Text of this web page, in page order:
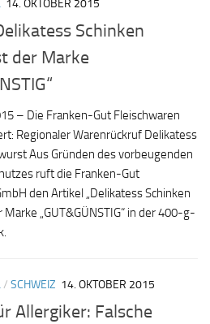
14. OKTOBER 2015
Schinken
der Marke
– Die Franken-Gut Fleischwaren
Regionaler Warenrückruf Delikatess
Aus Gründen des vorbeugenden
ruft die Franken-Gut
den Artikel „Delikatess Schinken
Marke „GUT&GÜNSTIG“ in der 400-g-
/ SCHWEIZ 14. OKTOBER 2015
Allergiker: Falsche